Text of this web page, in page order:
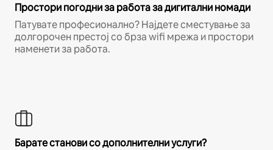
Простори погодни за работа за дигитални номади
Патувате професионално? Најдете сместување за
долгорочен престој со брза wifi мрежа и простори
наменети за работа.
Барате станови со дополнителни услуги?